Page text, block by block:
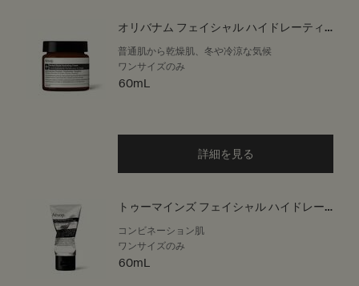
オリバナム フェイシャル ハイドレーティ
ング クリーム
普通肌から乾燥肌、冬や冷涼な気候
ワンサイズのみ
60mL
詳細を見る
トゥーマインズ フェイシャル ハイドレー
コンビネーション肌
ワンサイズのみ
60mL